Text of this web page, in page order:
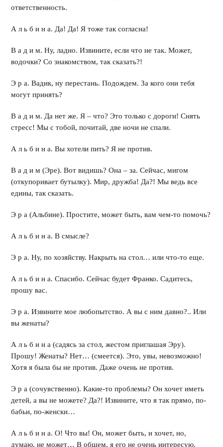
ответственность.
А л ь б и н а. Да! Да! Я тоже так согласна!
В а д и м. Ну, ладно. Извините, если что не так. Может,
водочки? Со знакомством, так сказать?!
Э р а. Вадик, ну перестань. Подождем. За кого они тебя
могут принять?
В а д и м. Да нет же. Я – что? Это только с дороги! Снять
стресс! Мы с тобой, почитай, две ночи не спали.
А л ь б и н а. Вы хотели пить? Я не против.
В а д и м (Эре). Вот видишь? Она – за. Сейчас, мигом
(откупоривает бутылку). Мир, дружба! Да?! Мы ведь все
едины, так сказать.
Э р а (Альбине). Простите, может быть, вам чем-то помочь?
А л ь б и н а. В смысле?
Э р а. Ну, по хозяйству. Накрыть на стол… или что-то еще.
А л ь б и н а. Спасибо. Сейчас будет Франко. Садитесь,
прошу вас.
Э р а. Извините мое любопытство. А вы с ним давно?.. Или
вы женаты?
А л ь б и н а (садясь за стол, жестом приглашая Эру).
Прошу! Женаты? Нет… (смеется). Это, увы, невозможно!
Хотя я была бы не против. Даже очень не против.
Э р а (сочувственно). Какие-то проблемы? Он хочет иметь
детей, а вы не можете? Да?! Извините, что я так прямо, по-
бабьи, по-женски…
А л ь б и н а. О! Что вы! Он, может быть, и хочет, но,
думаю, не может… В общем, я его не очень интересую.